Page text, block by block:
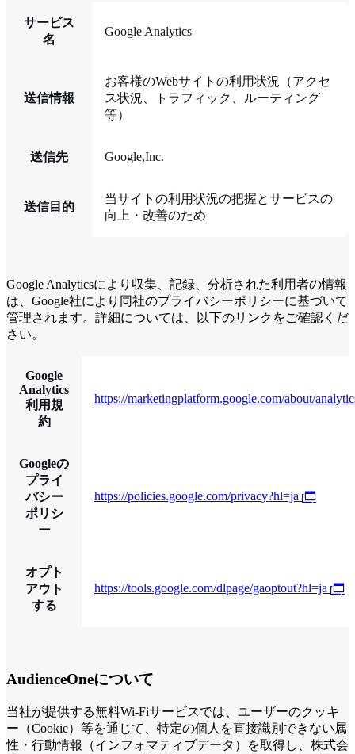
サービス
名
Google Analytics
送信情報
お客様のWebサイトの利用状況（アクセ
ス状況、トラフィック、ルーティング
等）
送信先 Google,Inc.
送信目的
当サイトの利用状況の把握とサービスの
向上・改善のため
Google Analyticsにより収集、記録、分析された利用者の情報
は、Google社により同社のプライバシーポリシーに基づいて
管理されます。詳細については、以下のリンクをご確認くだ
さい。
Google
Analytics
利用規
約
https://marketingplatform.google.com/about/
Googleの
プライ
バシー
ポリシ
ー
https://policies.google.com/privacy?hl=ja
オプト
アウト
する
https://tools.google.com/dlpage/gaoptout?hl=ja
AudienceOneについて
当社が提供する無料Wi-Fiサービスでは、ユーザーのクッキ
ー（Cookie）等を通じて、特定の個人を直接識別できない属
性・行動情報（インフォマティブデータ）を取得し、株式会